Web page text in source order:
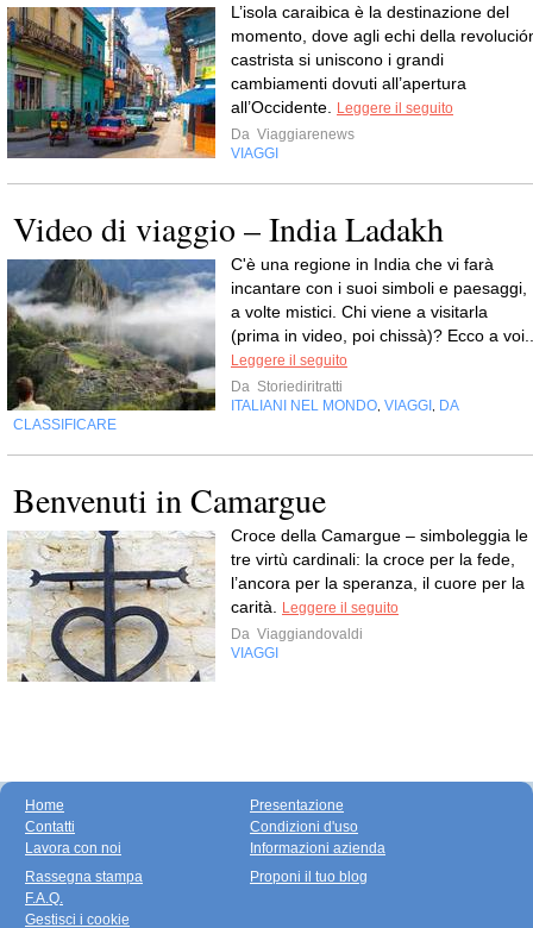
L’isola caraibica è la destinazione del
momento, dove agli echi della
castrista si uniscono i grandi
cambiamenti dovuti all’apertura
all’Occidente.
Leggere il seguito
Da Viaggiarenews
VIAGGI
Video di viaggio – India Ladakh
C'è una regione in India che vi farà
incantare con i suoi simboli e paesaggi,
a volte mistici. Chi viene a visitarla
(prima in video, poi chissà)? Ecco a
Leggere il seguito
Da Storiediritratti
ITALIANI NEL MONDO VIAGGI DA
CLASSIFICARE
Benvenuti in Camargue
Croce della Camargue – simboleggia le
tre virtù cardinali: la croce per la fede,
l’ancora per la speranza, il cuore per la
carità.
Leggere il seguito
Da Viaggiandovaldi
VIAGGI
Home
Contatti
Lavora con noi
Presentazione
Condizioni d'uso
Informazioni azienda
Rassegna stampa
F.A.Q.
Gestisci i cookie
Proponi il tuo blog